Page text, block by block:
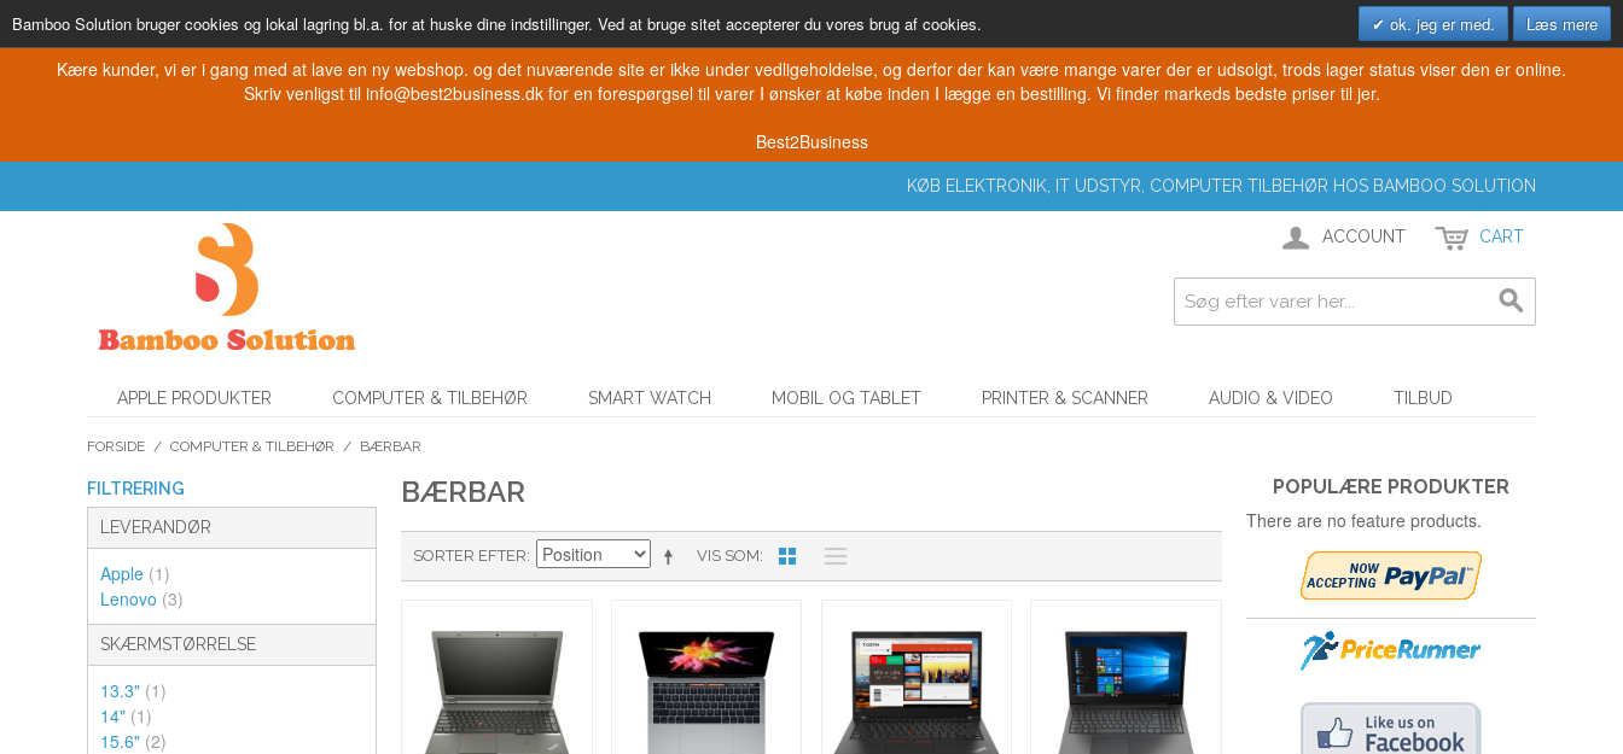
Bamboo Solution bruger cookies og lokal lagring bl.a. for at huske dine indstillinger. Ved at bruge sitet accepterer du vores brug af cookies. ok. jeg er med. Læs mere
Kære kunder, vi er i gang med at lave en ny webshop. og det nuværende site er ikke under vedligeholdelse, og derfor der kan være mange varer der er udsolgt, trods lager status viser den er online.
Skriv venligst til info@best2business.dk for en forespørgsel til varer I ønsker at købe inden I lægge en bestilling. Vi finder markeds bedste priser til jer.
Best2Business
KØB ELEKTRONIK, IT UDSTYR, COMPUTER TILBEHØR HOS BAMBOO SOLUTION
ACCOUNT CART
APPLE PRODUKTER COMPUTER & TILBEHØR SMART WATCH MOBIL OG TABLET PRINTER & SCANNER AUDIO & VIDEO TILBUD
FORSIDE / COMPUTER & TILBEHØR / BÆRBAR
FILTRERING
LEVERANDØR
Apple (1)
Lenovo (3)
SKÆRMSTØRRELSE
13.3" (1)
14" (1)
15.6" (2)
BÆRBAR
VIS SOM
SORTER EFTER
POPULÆRE PRODUKTER
There are no feature products.